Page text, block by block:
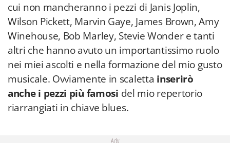
cui non mancheranno i pezzi di Janis Joplin,
Wilson Pickett, Marvin Gaye, James Brown, Amy
Winehouse, Bob Marley, Stevie Wonder e tanti
altri che hanno avuto un importantissimo ruolo
nei miei ascolti e nella formazione del mio gusto
musicale. Ovviamente in scaletta inserirò
anche i pezzi più famosi del mio repertorio
riarrangiati in chiave blues.
Adv